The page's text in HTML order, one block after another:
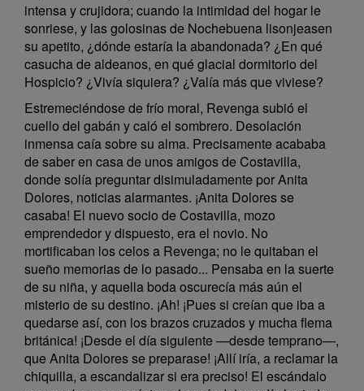
intensa y crujidora; cuando la intimidad del hogar le
sonriese, y las golosinas de Nochebuena lisonjeasen
su apetito, ¿dónde estaría la abandonada? ¿En qué
casucha de aldeanos, en qué glacial dormitorio del
Hospicio? ¿Vivía siquiera? ¿Valía más que viviese?
Estremeciéndose de frío moral, Revenga subió el
cuello del gabán y caló el sombrero. Desolación
inmensa caía sobre su alma. Precisamente acababa
de saber en casa de unos amigos de Costavilla,
donde solía preguntar disimuladamente por Anita
Dolores, noticias alarmantes. ¡Anita Dolores se
casaba! El nuevo socio de Costavilla, mozo
emprendedor y dispuesto, era el novio. No
mortificaban los celos a Revenga; no le quitaban el
sueño memorias de lo pasado... Pensaba en la suerte
de su niña, y aquella boda oscurecía más aún el
misterio de su destino. ¡Ah! ¡Pues si creían que iba a
quedarse así, con los brazos cruzados y mucha flema
británica! ¡Desde el día siguiente —desde temprano—,
que Anita Dolores se preparase! ¡Allí iría, a reclamar la
chiquilla, a escandalizar si era preciso! El escándalo